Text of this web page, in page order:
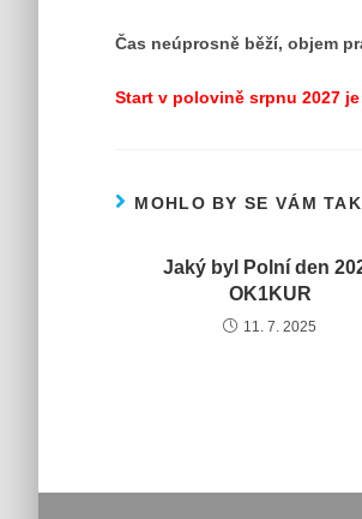
Čas neúprosně běží, objem
Start v polovině srpnu 2027
MOHLO BY SE VÁM
Jaký byl Polní den
OK1KUR
11. 7. 2025